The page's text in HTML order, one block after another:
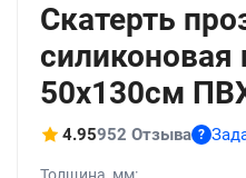
Скатерть
силиконовая
50x130см
4.95952 Отзыва ?